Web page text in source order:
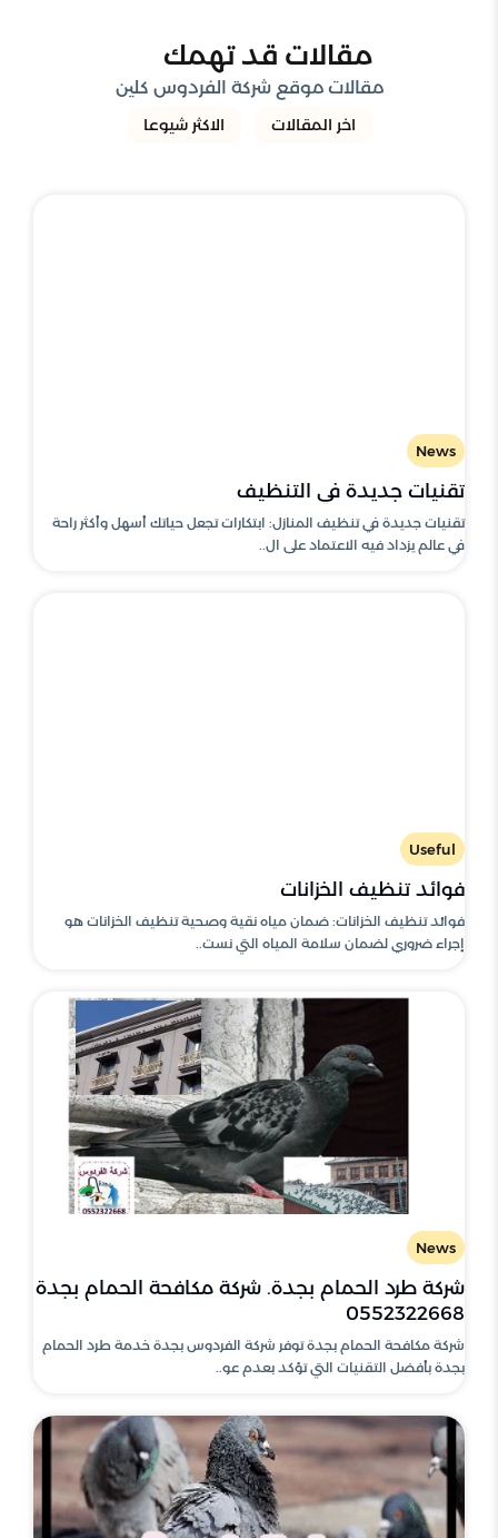
مقالات قد تهمك
مقالات موقع شركة الفردوس كلين
اخر المقالات الاكثر شيوعا
News
تقنيات جديدة في التنظيف
تقنيات جديدة في تنظيف المنازل: ابتكارات تجعل حياتك أسهل وأكثر راحة
في عالم يزداد فيه الاعتماد على ال..
Useful
فوائد تنظيف الخزانات
فوائد تنظيف الخزانات: ضمان مياه نقية وصحية تنظيف الخزانات هو
إجراء ضروري لضمان سلامة المياه التي نست..
News
شركة طرد الحمام بجدة. شركة مكافحة الحمام بجدة
0552322668
شركة مكافحة الحمام بجدة توفر شركة الفردوس بجدة خدمة طرد الحمام
بجدة بأفضل التقنيات التي تؤكد بعدم عو..